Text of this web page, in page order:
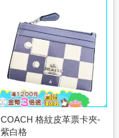
COACH 格紋皮革票卡夾-
紫白格